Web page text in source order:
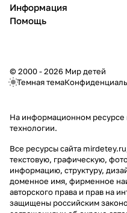
Информация
Помощь
© 2000 - 2026 Мир детей
Темная тема
На информационном ресурсе
технологии.
Все ресурсы сайта
текстовую, графическую,
информацию, структуру,
доменное имя, фирменное
авторского права и прав на
защищены российским